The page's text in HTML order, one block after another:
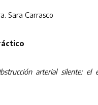
Carrasco
arterial silente: el